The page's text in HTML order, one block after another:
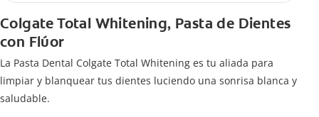
Colgate Total Whitening, Pasta de Dientes
con Flúor
La Pasta Dental Colgate Total Whitening es tu aliada para
limpiar y blanquear tus dientes luciendo una sonrisa blanca y
saludable.